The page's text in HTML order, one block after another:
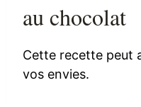
au chocolat
Cette recette peut
vos envies.